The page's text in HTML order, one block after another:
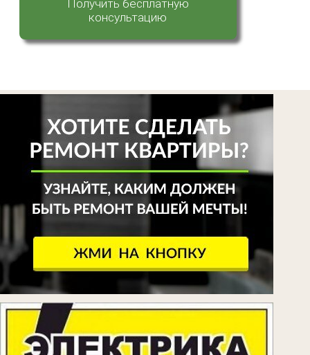
Получить бесплатную
консультацию